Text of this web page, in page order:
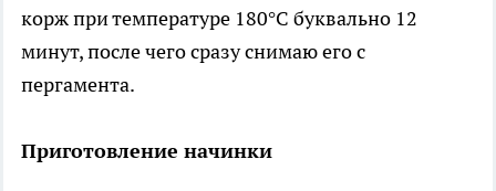
корж при температуре 180°C буквально 12
минут, после чего сразу снимаю его с
пергамента.
Приготовление начинки